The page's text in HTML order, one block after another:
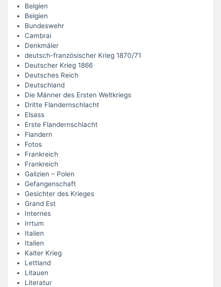
Belgien
Belgien
Bundeswehr
Cambrai
Denkmäler
deutsch-französischer Krieg 1870/71
Deutscher Krieg 1866
Deutsches Reich
Deutschland
Die Männer des Ersten Weltkriegs
Dritte Flandernschlacht
Elsass
Erste Flandernschlacht
Flandern
Fotos
Frankreich
Frankreich
Galizien – Polen
Gefangenschaft
Gesichter des Krieges
Grand Est
Internes
Irrtum
Italien
Italien
Kalter Krieg
Lettland
Litauen
Literatur